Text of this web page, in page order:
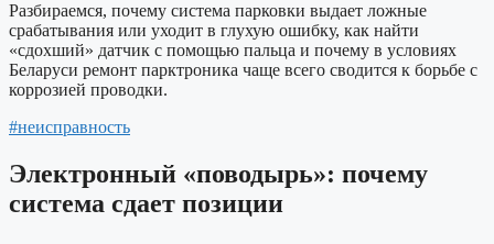
Разбираемся, почему система парковки выдает ложные
срабатывания или уходит в глухую ошибку, как найти
«сдохший» датчик с помощью пальца и почему в условиях
Беларуси ремонт парктроника чаще всего сводится к борьбе с
коррозией проводки.
#неисправность
Электронный «поводырь»: почему
система сдает позиции